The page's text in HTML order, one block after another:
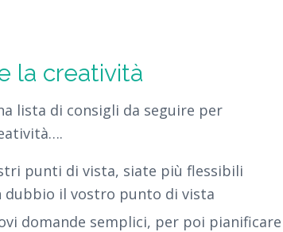
la creatività
lista di consigli da seguire per
punti di vista, siate più flessibili
il vostro punto di vista
domande semplici, per poi pianificare